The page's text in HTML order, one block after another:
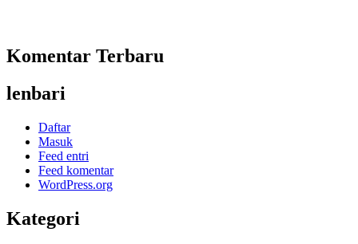
Komentar Terbaru
lenbari
Daftar
Masuk
Feed entri
Feed komentar
WordPress.org
Kategori